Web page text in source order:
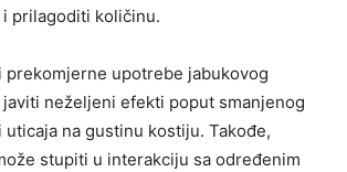
prilagoditi količinu.
prekomjerne upotrebe jabukovog
neželjeni efekti poput smanjenog
uticaja na gustinu kostiju. Takođe,
stupiti u interakciju sa određenim